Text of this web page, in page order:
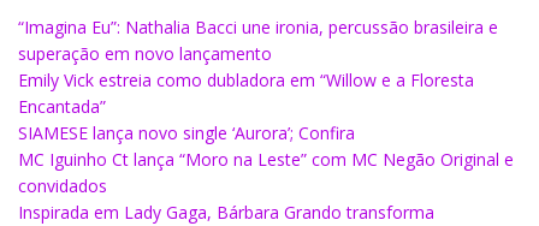
“Imagina Eu”: Nathalia Bacci une ironia, percussão brasileira e
superação em novo lançamento
Emily Vick estreia como dubladora em “Willow e a Floresta
Encantada”
SIAMESE lança novo single ‘Aurora’; Confira
MC Iguinho Ct lança “Moro na Leste” com MC Negão Original e
convidados
Inspirada em Lady Gaga, Bárbara Grando transforma